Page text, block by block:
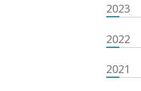
2023
2022
2021